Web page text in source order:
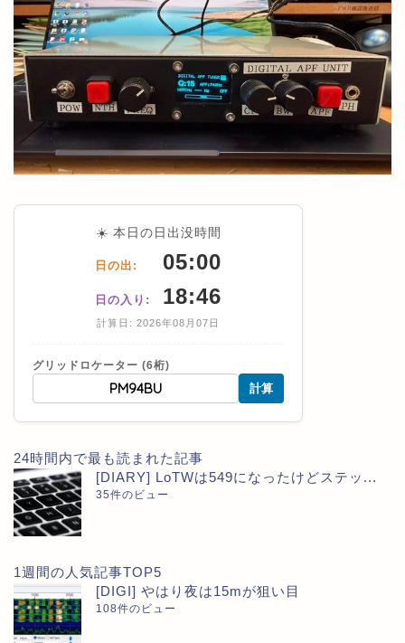
☀️ 本日の日出没時間
日の出: 05:00
日の入り: 18:46
計算日: 2026年08月07日
グリッドロケーター (6桁)
計算
24時間内で最も読まれた記事
[DIARY] LoTWは549になったけどステッ...
35件のビュー
1週間の人気記事TOP5
[DIGI] やはり夜は15mが狙い目
108件のビュー